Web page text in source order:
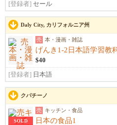
[登録者] セール
Daly City, カリフォルニア州
売 本・漫画・雑誌
げんき1-2日本語学習教
$40
[登録者] 日本語
クパチーノ
SOLD
売 キッチン・食品
日本の食品1